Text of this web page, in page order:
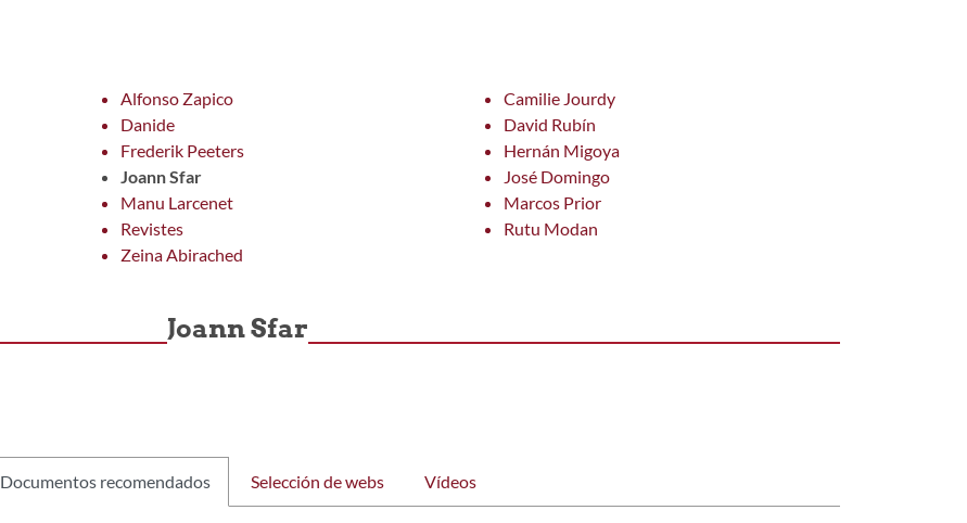
Alfonso Zapico
Camilie Jourdy
Danide
David Rubín
Frederik Peeters
Hernán Migoya
Joann Sfar
José Domingo
Manu Larcenet
Marcos Prior
Revistes
Rutu Modan
Zeina Abirached
Joann Sfar
Documentos recomendados Selección de webs Vídeos